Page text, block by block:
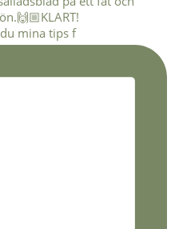
mina tips f